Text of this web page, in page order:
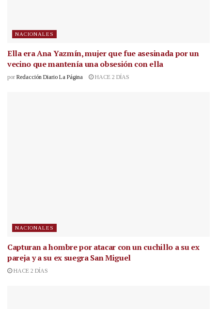
NACIONALES
Ella era Ana Yazmín, mujer que fue asesinada por un
vecino que mantenía una obsesión con ella
por Redacción Diario La Página HACE 2 DÍAS
NACIONALES
Capturan a hombre por atacar con un cuchillo a su ex
pareja y a su ex suegra San Miguel
HACE 2 DÍAS